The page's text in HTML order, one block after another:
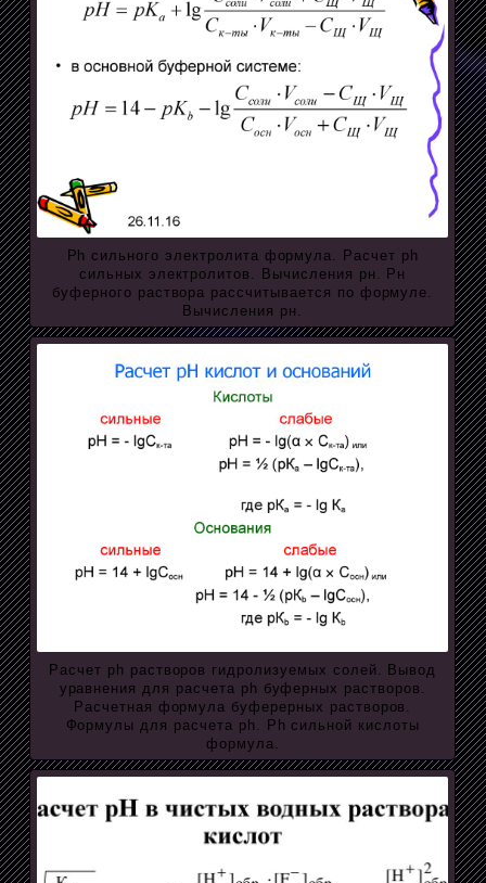
Ph сильного электролита формула. Расчет ph
сильных электролитов. Вычисления рн. Рн
буферного раствора рассчитывается по формуле.
Вычисления рн.
Расчет ph растворов гидролизуемых солей. Вывод
уравнения для расчета ph буферных растворов.
Расчетная формула буферерных растворов.
Формулы для расчета ph. Ph сильной кислоты
формула.